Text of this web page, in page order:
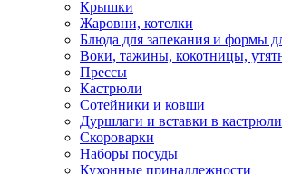
Крышки
Жаровни, котелки
Блюда для запекания и формы
Воки, тажины, кокотницы,
Прессы
Кастрюли
Сотейники и ковши
Дуршлаги и вставки в кастрюли
Скороварки
Наборы посуды
Кухонные принадлежности